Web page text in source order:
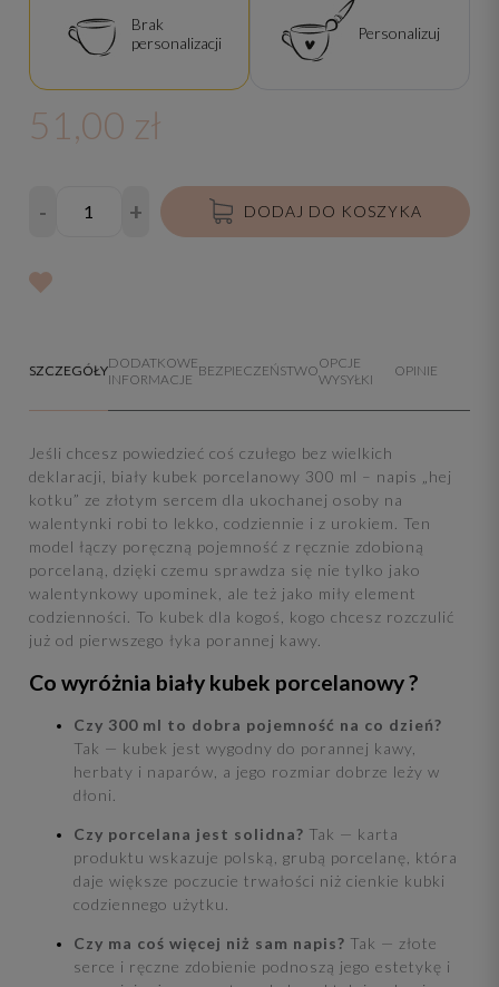
Brak
personalizacji
Personalizuj
51,00 zł
- + DODAJ DO KOSZYKA
SZCZEGÓŁYDODATKOWE
INFORMACJE BEZPIECZEŃSTWOOPCJE
WYSYŁKI
OPINIE
Jeśli chcesz powiedzieć coś czułego bez wielkich
deklaracji, biały kubek porcelanowy 300 ml – napis „hej
kotku” ze złotym sercem dla ukochanej osoby na
walentynki robi to lekko, codziennie i z urokiem. Ten
model łączy poręczną pojemność z ręcznie zdobioną
porcelaną, dzięki czemu sprawdza się nie tylko jako
walentynkowy upominek, ale też jako miły element
codzienności. To kubek dla kogoś, kogo chcesz rozczulić
już od pierwszego łyka porannej kawy.
Co wyróżnia biały kubek porcelanowy ?
Czy 300 ml to dobra pojemność na co dzień?
Tak — kubek jest wygodny do porannej kawy,
herbaty i naparów, a jego rozmiar dobrze leży w
dłoni.
Czy porcelana jest solidna? Tak — karta
produktu wskazuje polską, grubą porcelanę, która
daje większe poczucie trwałości niż cienkie kubki
codziennego użytku.
Czy ma coś więcej niż sam napis? Tak — złote
serce i ręczne zdobienie podnoszą jego estetykę i